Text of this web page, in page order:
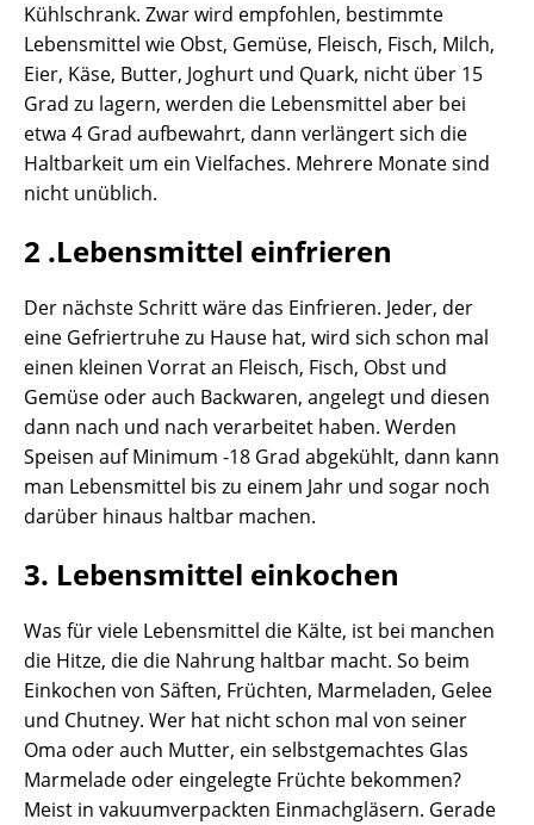
Kühlschrank. Zwar wird empfohlen, bestimmte
Lebensmittel wie Obst, Gemüse, Fleisch, Fisch, Milch,
Eier, Käse, Butter, Joghurt und Quark, nicht über 15
Grad zu lagern, werden die Lebensmittel aber bei
etwa 4 Grad aufbewahrt, dann verlängert sich die
Haltbarkeit um ein Vielfaches. Mehrere Monate sind
nicht unüblich.
2 .Lebensmittel einfrieren
Der nächste Schritt wäre das Einfrieren. Jeder, der
eine Gefriertruhe zu Hause hat, wird sich schon mal
einen kleinen Vorrat an Fleisch, Fisch, Obst und
Gemüse oder auch Backwaren, angelegt und diesen
dann nach und nach verarbeitet haben. Werden
Speisen auf Minimum -18 Grad abgekühlt, dann kann
man Lebensmittel bis zu einem Jahr und sogar noch
darüber hinaus haltbar machen.
3. Lebensmittel einkochen
Was für viele Lebensmittel die Kälte, ist bei manchen
die Hitze, die die Nahrung haltbar macht. So beim
Einkochen von Säften, Früchten, Marmeladen, Gelee
und Chutney. Wer hat nicht schon mal von seiner
Oma oder auch Mutter, ein selbstgemachtes Glas
Marmelade oder eingelegte Früchte bekommen?
Meist in vakuumverpackten Einmachgläsern. Gerade